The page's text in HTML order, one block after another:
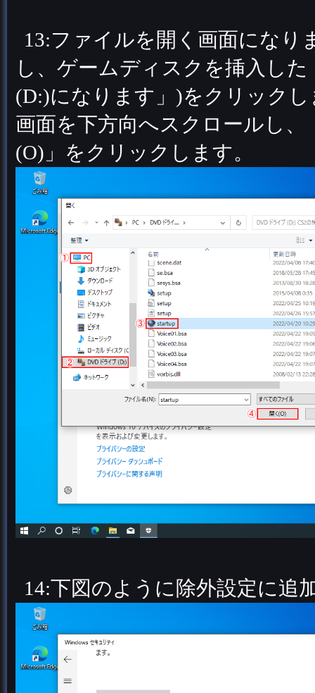
13:ファイルを開く画面になり
し、ゲームディスクを挿入し
(D:)になります」)をクリック
画面を下方向へスクロールし、
(O)」をクリックします。
14:下図のように除外設定に追